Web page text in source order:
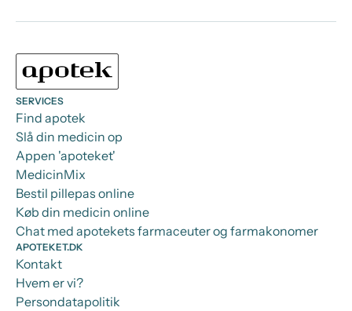
SERVICES
Find apotek
Slå din medicin op
Appen 'apoteket'
MedicinMix
Bestil pillepas online
Køb din medicin online
Chat med apotekets farmaceuter og farmakonomer
APOTEKET.DK
Kontakt
Hvem er vi?
Persondatapolitik